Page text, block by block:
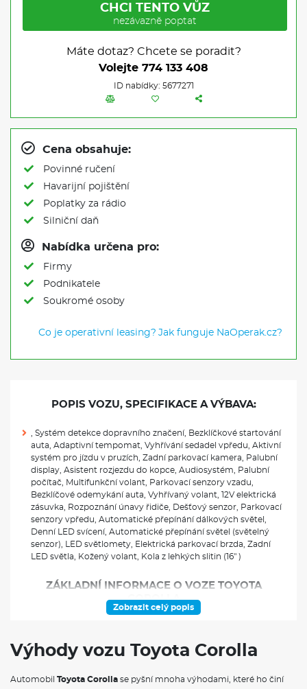
CHCI TENTO VŮZ
nezávazně poptat
Máte dotaz? Chcete se poradit?
Volejte 774 133 408
ID nabídky: 5677271
Cena obsahuje:
Povinné ručení
Havarijní pojištění
Poplatky za rádio
Silniční daň
Nabídka určena pro:
Firmy
Podnikatele
Soukromé osoby
Co je operativní leasing? Jak funguje NaOperak.cz?
POPIS VOZU, SPECIFIKACE A VÝBAVA:
, Systém detekce dopravního značení, Bezklíčkové startování
auta, Adaptivní tempomat, Vyhřívání sedadel vpředu, Aktivní
systém pro jízdu v pruzích, Zadní parkovací kamera, Palubní
display, Asistent rozjezdu do kopce, Audiosystém, Palubní
počítač, Multifunkční volant, Parkovací senzory vzadu,
Bezklíčové odemykání auta, Vyhřívaný volant, 12V elektrická
zásuvka, Rozpoznání únavy řidiče, Dešťový senzor, Parkovací
senzory vpředu, Automatické přepínání dálkových světel,
Denní LED svícení, Automatické přepínání světel (světelný
senzor), LED světlomety, Elektrická parkovací brzda, Zadní
LED světla, Kožený volant, Kola z lehkých slitin (16" )
ZÁKLADNÍ INFORMACE O VOZE TOYOTA
COROLLA
designem, ale také výjimečnou spolehlivostí a úspornými
Sense, poskytuje vysokou úroveň bezpečnosti pro všechny
Zobrazit celý popis
Výhody vozu Toyota Corolla
Automobil Toyota Corolla se pyšní mnoha výhodami, které ho činí